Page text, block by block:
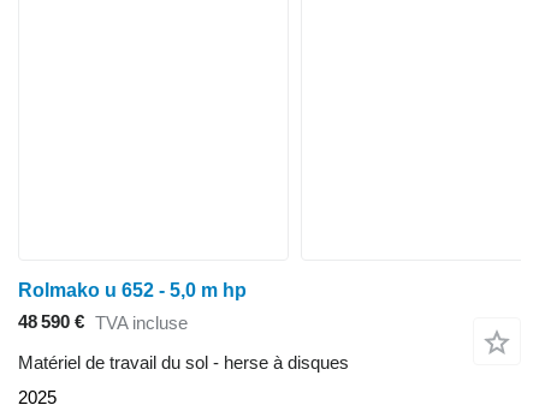
Rolmako u 652 - 5,0 m hp
48 590 € TVA incluse
Matériel de travail du sol - herse à disques
2025